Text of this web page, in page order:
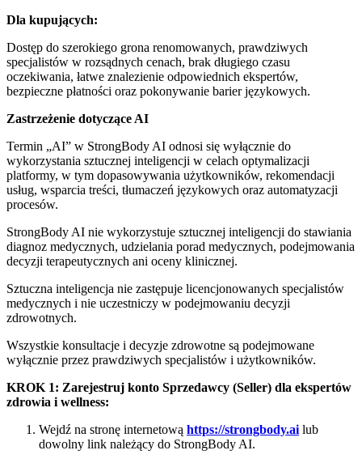
Dla kupujących:
Dostęp do szerokiego grona renomowanych, prawdziwych
specjalistów w rozsądnych cenach, brak długiego czasu
oczekiwania, łatwe znalezienie odpowiednich ekspertów,
bezpieczne płatności oraz pokonywanie barier językowych.
Zastrzeżenie dotyczące AI
Termin „AI” w StrongBody AI odnosi się wyłącznie do
wykorzystania sztucznej inteligencji w celach optymalizacji
platformy, w tym dopasowywania użytkowników, rekomendacji
usług, wsparcia treści, tłumaczeń językowych oraz automatyzacji
procesów.
StrongBody AI nie wykorzystuje sztucznej inteligencji do stawiania
diagnoz medycznych, udzielania porad medycznych, podejmowania
decyzji terapeutycznych ani oceny klinicznej.
Sztuczna inteligencja nie zastępuje licencjonowanych specjalistów
medycznych i nie uczestniczy w podejmowaniu decyzji
zdrowotnych.
Wszystkie konsultacje i decyzje zdrowotne są podejmowane
wyłącznie przez prawdziwych specjalistów i użytkowników.
KROK 1: Zarejestruj konto Sprzedawcy (Seller) dla ekspertów
zdrowia i wellness:
Wejdź na stronę internetową https://strongbody.ai lub
dowolny link należący do StrongBody AI.